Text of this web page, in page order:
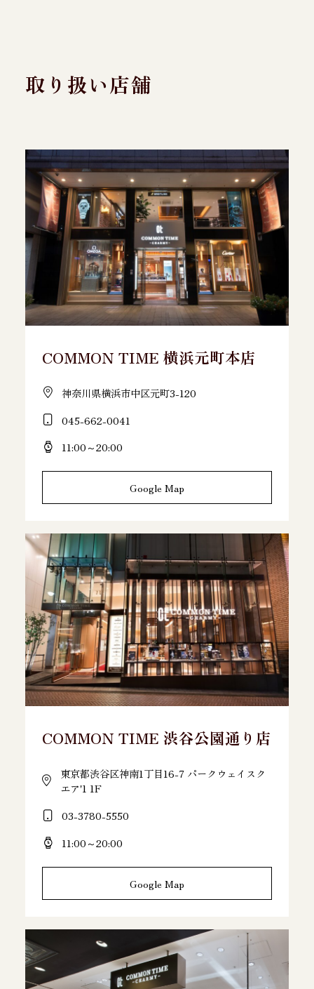
取り扱い店舗
COMMON TIME 横浜元町本店
神奈川県横浜市中区元町3-120
045-662-0041
11:00～20:00
Google Map
COMMON TIME 渋谷公園通り店
東京都渋谷区神南1丁目16-7 パークウェイスク
エア'1 1F
03-3780-5550
11:00～20:00
Google Map